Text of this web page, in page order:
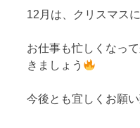
12月は、クリスマス
お仕事も忙しくなっ
きましょう
今後とも宜しくお願い